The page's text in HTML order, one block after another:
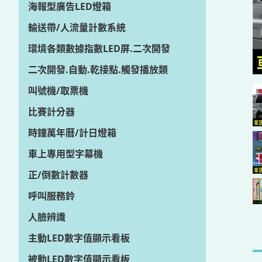
海報型廣告LED燈箱
輸送帶/人流量計數系統
環境各類數據指數LED屏.二次開發
二次開發.自動.乾接點.觸發播放類
叫號機/取票機
比賽計分器
時鐘萬年曆/計日燈箱
車上專用型字幕機
正/倒數計數器
呼叫服務鈴
人臉辨識
主動LED數字值顯示看板
被動LED數字值顯示看板